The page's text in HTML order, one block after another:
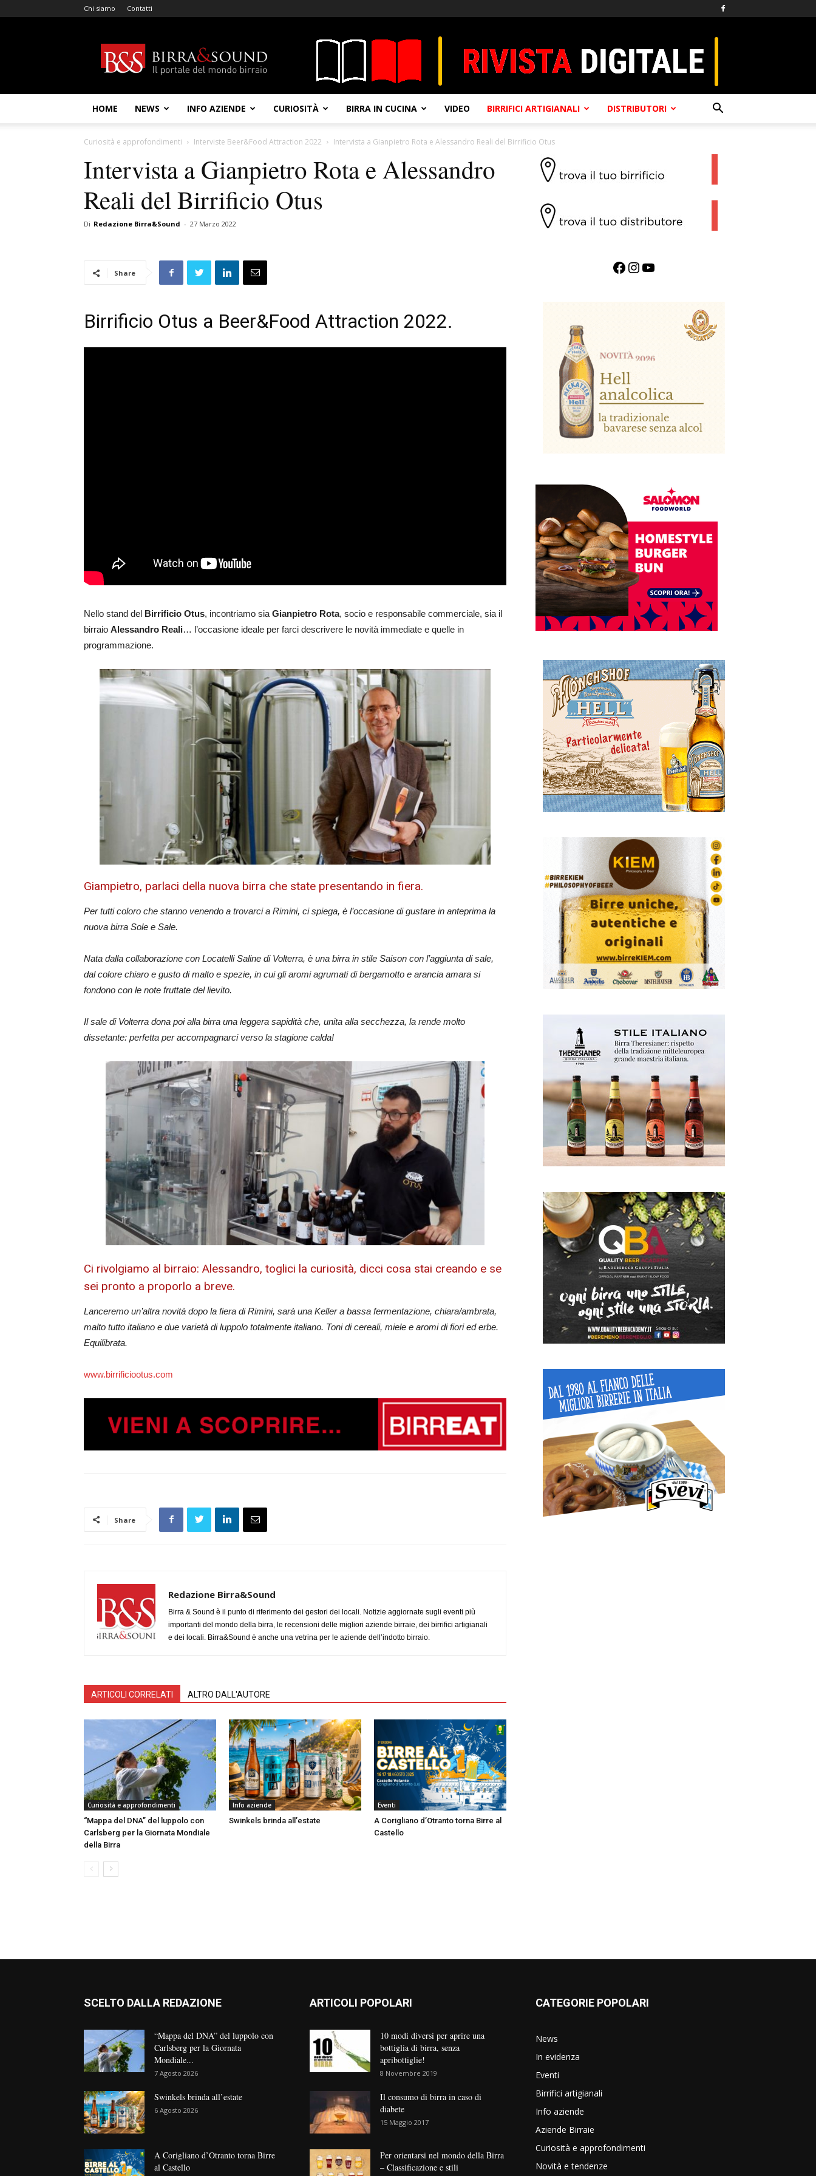
Chi siamo Contatti
&
Sound
HOME NEWS INFO AZIENDE CURIOSITÀ BIRRA IN CUCINA VIDEO BIRRIFICI ARTIGIANALI DISTRIBUTORI
Curiosità e approfondimenti Interviste Beer&Food Attraction 2022 Intervista a Gianpietro Rota e Alessandro Reali del Birrificio Otus
Intervista a Gianpietro Rota e Alessandro
Reali del Birrificio Otus
Di Redazione Birra&Sound - 27 Marzo 2022
Share
Birrificio Otus a Beer&Food Attraction 2022.
Nello stand del Birrificio Otus, incontriamo sia Gianpietro Rota, socio e responsabile commerciale, sia il
birraio Alessandro Reali… l’occasione ideale per farci descrivere le novità immediate e quelle in
programmazione.
Giampietro, parlaci della nuova birra che state presentando in fiera.
Per tutti coloro che stanno venendo a trovarci a Rimini, ci spiega, è l’occasione di gustare in anteprima la
nuova birra Sole e Sale.
Nata dalla collaborazione con Locatelli Saline di Volterra, è una birra in stile Saison con l’aggiunta di sale,
dal colore chiaro e gusto di malto e spezie, in cui gli aromi agrumati di bergamotto e arancia amara si
fondono con le note fruttate del lievito.
Il sale di Volterra dona poi alla birra una leggera sapidità che, unita alla secchezza, la rende molto
dissetante: perfetta per accompagnarci verso la stagione calda!
Ci rivolgiamo al birraio: Alessandro, toglici la curiosità, dicci cosa stai creando e se
sei pronto a proporlo a breve.
Lanceremo un’altra novità dopo la fiera di Rimini, sarà una Keller a bassa fermentazione, chiara/ambrata,
malto tutto italiano e due varietà di luppolo totalmente italiano. Toni di cereali, miele e aromi di fiori ed erbe.
Equilibrata.
www.birrificiootus.com
Share
Redazione Birra&Sound
Birra & Sound è il punto di riferimento dei gestori dei locali. Notizie aggiornate sugli eventi più
importanti del mondo della birra, le recensioni delle migliori aziende birraie, dei birrifici artigianali
e dei locali. Birra&Sound è anche una vetrina per le aziende dell’indotto birraio.
ARTICOLI CORRELATI ALTRO DALL'AUTORE
Curiosità e approfondimenti
“Mappa del DNA” del luppolo con
Carlsberg per la Giornata Mondiale
della Birra
Info aziende
Swinkels brinda all’estate
Eventi
A Corigliano d’Otranto torna Birre al
Castello
Facebook InstagramYouTube
SCELTO DALLA REDAZIONE
“Mappa del DNA” del luppolo con
Carlsberg per la Giornata
Mondiale...
7 Agosto 2026
Swinkels brinda all’estate
6 Agosto 2026
A Corigliano d’Otranto torna Birre
al Castello
ARTICOLI POPOLARI
10 modi diversi per aprire una
bottiglia di birra, senza
apribottiglie!
8 Novembre 2019
Il consumo di birra in caso di
diabete
15 Maggio 2017
Per orientarsi nel mondo della Birra
– Classificazione e stili
CATEGORIE POPOLARI
News
In evidenza
Eventi
Birrifici artigianali
Info aziende
Aziende Birraie
Curiosità e approfondimenti
Novità e tendenze